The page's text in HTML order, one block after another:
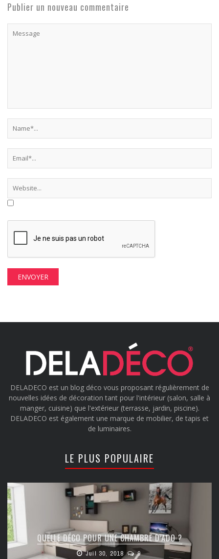
Publier un nouveau commentaire
DELADECO est un blog déco vous proposant régulièrement de
nouvelles idées de décoration tant pour l'intérieur (salon, salle à
manger, cuisine) que l'extérieur (terrasse, jardin, piscine).
DELADECO est également une marque de mobilier, de tapis et
de luminaires.
LE PLUS POPULAIRE
QUELLE DÉCO POUR UNE CHAMBRE D’ADO ?
Juil 30, 2018 9